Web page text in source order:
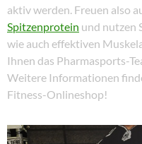
aktiv werden. Freuen also
Spitzenprotein und nutzen
wie auch effektiven
Ihnen das Pharmasports-
Weitere Informationen
Fitness-Onlineshop!